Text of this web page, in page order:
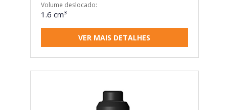
Volume deslocado:
1.6 cm³
VER MAIS DETALHES